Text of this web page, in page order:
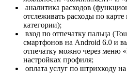
аналитика расходов
отслеживать расходы по карте
категории);
вход по отпечатку пальца
смартфонов на Android 6.0 и
отпечатку можно через меню
настройках профиля;
оплата услуг по штрихкоду